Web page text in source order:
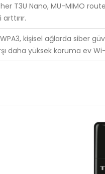
T3U Nano, MU-MIMO
kişisel ağlarda siber
daha yüksek koruma ev Wi-